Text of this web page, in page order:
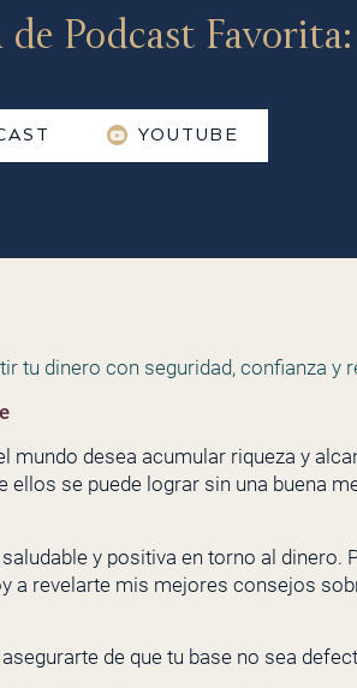
Podcast Favorita:
YOUTUBE
tu dinero con seguridad, confianza y
mundo desea acumular riqueza y
se puede lograr sin una buena
y positiva en torno al dinero.
a revelarte mis mejores consejos
de que tu base no sea